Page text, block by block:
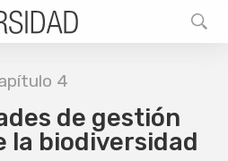
4
de gestión
biodiversidad